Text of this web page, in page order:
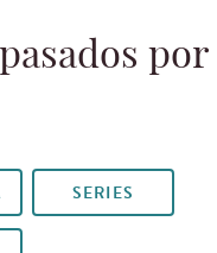
por
SERIES